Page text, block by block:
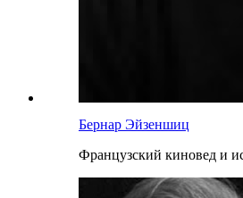
Бернар Эйзеншиц
Французский киновед и